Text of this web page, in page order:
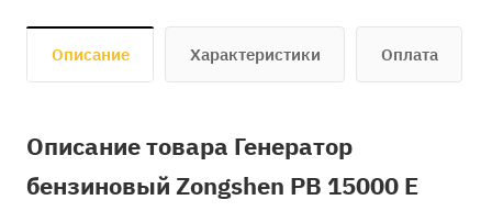
Описание Характеристики Оплата
Описание товара Генератор
бензиновый Zongshen PB 15000 E